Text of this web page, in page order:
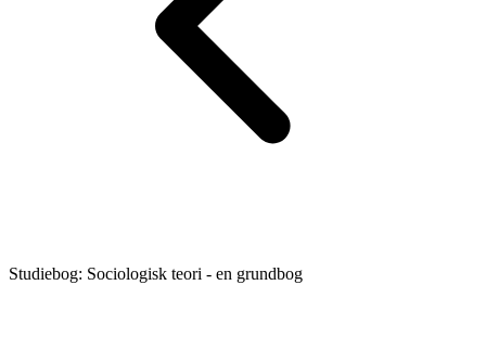
Studiebog: Sociologisk teori - en grundbog